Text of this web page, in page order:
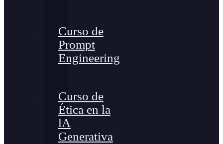
Curso de
Prompt
Engineering
Curso de
Ética en la
lA
Generativa